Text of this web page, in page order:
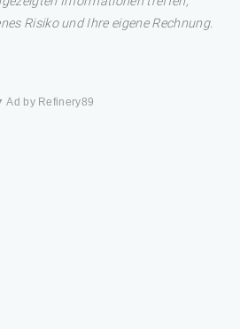
Risiko und Ihre eigene Rechnung.
Ad by Refinery89